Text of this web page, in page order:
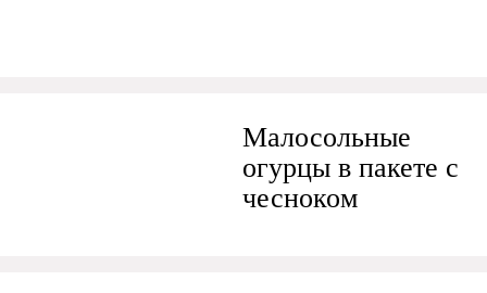
Малосольные
огурцы в пакете с
чесноком